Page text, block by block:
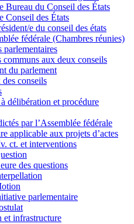
Bureau du Conseil des États
Conseil des États
e du conseil des états
fédérale (Chambres réunies)
parlementaires
communs aux deux conseils
du parlement
conseils
délibération et procédure
par l’Assemblée fédérale
applicable aux projets d’actes
ct. et interventions
des questions
parlementaire
infrastructure